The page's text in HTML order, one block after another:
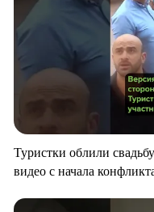
Туристки облили
видео с начала